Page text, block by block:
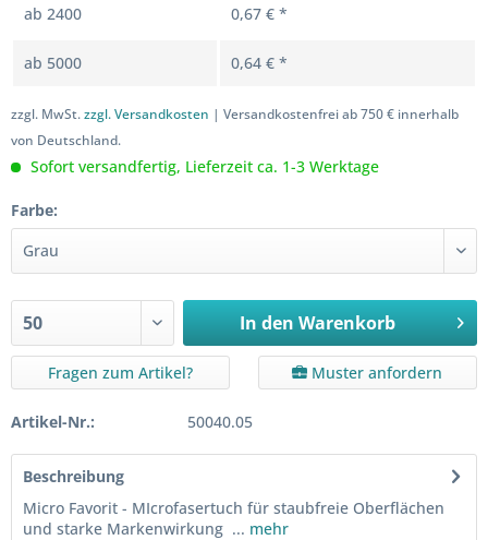
ab 2400 0,67 € *
ab 5000 0,64 € *
zzgl. MwSt.zzgl. Versandkosten | Versandkostenfrei ab 750 € innerhalb
von Deutschland.
Sofort versandfertig, Lieferzeit ca. 1-3 Werktage
Farbe:
In den Warenkorb
Fragen zum Artikel? Muster anfordern
Artikel-Nr.: 50040.05
Beschreibung
Micro Favorit - MIcrofasertuch für staubfreie Oberflächen
und starke Markenwirkung ... mehr